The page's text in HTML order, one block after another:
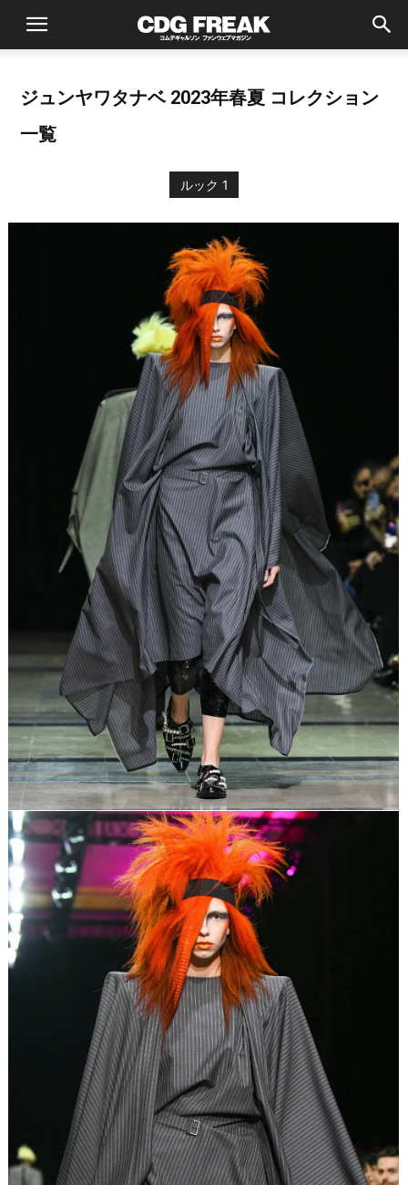
ジュンヤワタナベ 2023年春夏 コレクション
一覧
ルック 1